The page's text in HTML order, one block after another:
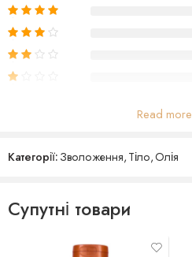
Поки що відгуків немає
Read more
Категорії:Зволоження,Тіло,Олія
Супутні товари